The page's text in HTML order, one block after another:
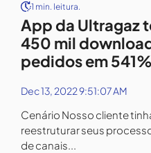
1 min. leitura.
App da Ultragaz
450 mil
pedidos em 541%
Dec 13, 2022 9:51:07 AM
Cenário Nosso cliente
reestruturar seus
de canais...